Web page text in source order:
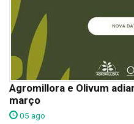
Agromillora e Olivum
março
05 ago